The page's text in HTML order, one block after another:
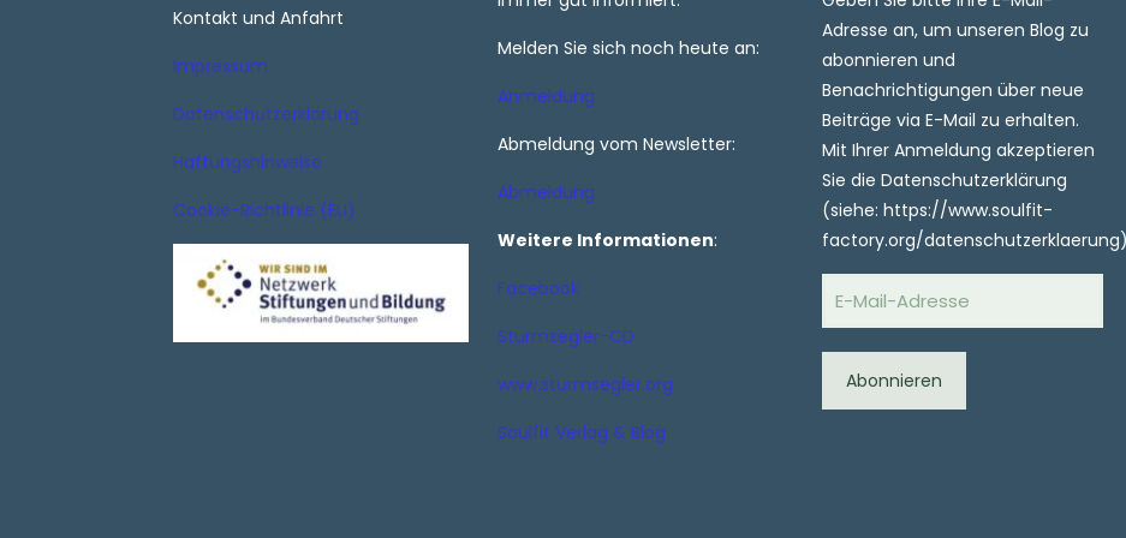
Kontakt und Anfahrt
Impressum
Datenschutzerklärung
Haftungshinweise
Cookie-Richtlinie (EU)
Melden Sie sich noch heute an:
Anmeldung
Abmeldung vom Newsletter:
Abmeldung
Weitere Informationen:
Facebook
Sturmsegler-CD
www.sturmsegler.org
Soulfit Verlag & Blog
Adresse an, um unseren Blog zu
abonnieren und
Benachrichtigungen über neue
Beiträge via E-Mail zu erhalten.
Mit Ihrer Anmeldung akzeptieren
Sie die Datenschutzerklärung
(siehe: https://www.soulfit-
factory.org/
Adresse
Abonnieren